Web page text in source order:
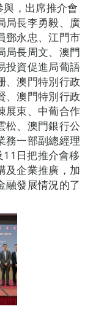
，出席推介會
局長李勇毅、廣
鄧永忠、江門市
局長周文、澳門
投資促進局葡語
、澳門特別行政
、澳門特別行政
展東、中葡合作
松、澳門銀行公
務一部副總經理
日把推介會移
及企業推廣，加
融發展情況的了